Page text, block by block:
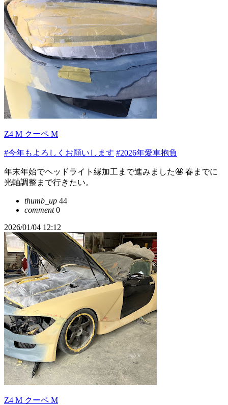
Z4 M クーペ M
#今年もよろしくお願いします #2026年愛車抱負
年末年始でヘッドライト縁加工まで進みました🤩 春までに
光軸調整まで行きたい。
thumb_up 44
comment0
2026/01/04 12:12
Z4 M クーペ M